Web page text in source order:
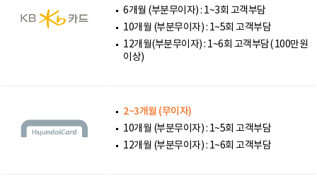
6개월 (부분무이자) : 1~3회 고객부담
10개월 (부분무이자) : 1~5회 고객부담
12개월(부분무이자) : 1~6회 고객부담( 100만원
이상)
2~3개월 (무이자)
10개월 (부분무이자) : 1~5회 고객부담
12개월 (부분무이자) : 1~6회 고객부담